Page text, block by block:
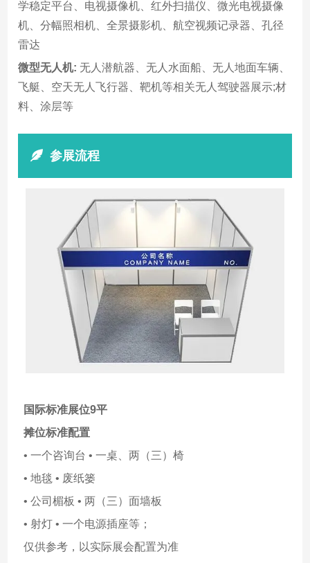
学稳定平台、电视摄像机、红外扫描仪、微光电视摄像
机、分幅照相机、全景摄影机、航空视频记录器、孔径
雷达
微型无人机: 无人潜航器、无人水面船、无人地面车辆、
飞艇、空天无人飞行器、靶机等相关无人驾驶器展示;材
料、涂层等
参展流程
国际标准展位9平
摊位标准配置
• 一个咨询台 • 一桌、两（三）椅
• 地毯 • 废纸篓
• 公司楣板 • 两（三）面墙板
• 射灯 • 一个电源插座等；
仅供参考，以实际展会配置为准